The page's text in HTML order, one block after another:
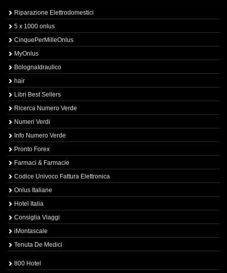
Riparazione Elettrodomestici
5 x 1000 onlus
CinquePerMilleOnlus
MyOnlus
BolognaIdraulico
hair
Libri Best Sellers
Ricerca Numero Verde
Numeri Verdi
Info Numero Verde
Pronto Forex
Farmaci & Farmacie
Codice Univoco Fattura Elettronica
Onlus Italiane
Hotel Italia
Consiglia Viaggi
iMontascale
Tenuta De Medici
800 Hotel